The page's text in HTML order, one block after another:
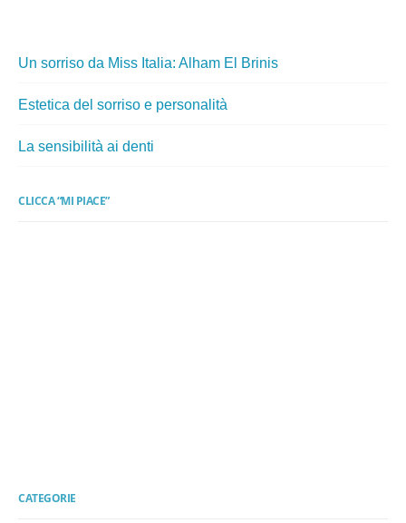
Un sorriso da Miss Italia: Alham El Brinis
Estetica del sorriso e personalità
La sensibilità ai denti
CLICCA “MI PIACE”
CATEGORIE